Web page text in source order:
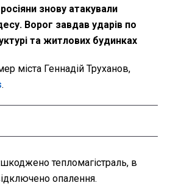
знову атакували
Ворог завдав ударів по
та житлових будинках
міста Геннадій Труханов,
.
тепломагістраль, в
опалення.